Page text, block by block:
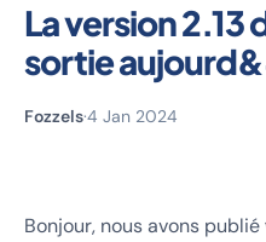
La version 2.13
sortie
Fozzels·4 Jan 2024
Bonjour, nous avons publié